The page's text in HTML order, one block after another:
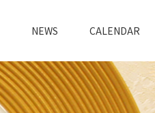
NEWS CALENDAR